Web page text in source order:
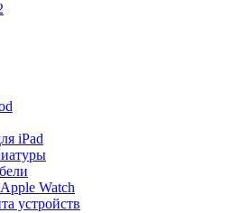
iPad
Watch
устройств